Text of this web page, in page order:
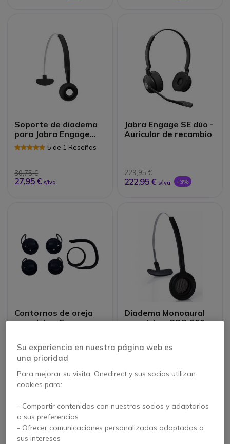
Soporte de diadema
para Jabra Engage
Convertible5 de 1 Reseñas
30,75 €
27,95 € s/Iva
Jabra Engage SE dúo -
Auricular de recambio
229,95 €
222,95 € s/Iva -3%
Contornos de oreja
para Jabra Engage
57,15 €
38,95 € s/Iva -32%
Diadema Monoaural
para Jabra PRO 900
24,95 € s/Iva -24%
Su experiencia en nuestra página web es
una prioridad
Para mejorar su visita, Onedirect y sus socios utilizan
cookies para:
- Compartir contenidos con nuestros socios y adaptarlos
a sus preferencias
- Ofrecer comunicaciones personalizadas adaptadas a
sus intereses